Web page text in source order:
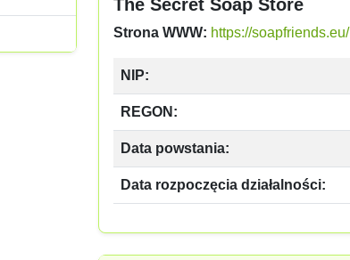
The Secret Soap Store
Strona WWW: https://soapfriends.eu/
NIP:
REGON:
Data powstania:
Data rozpoczęcia działalności: